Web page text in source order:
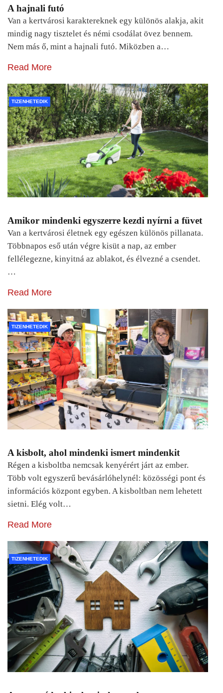
A hajnali futó
Van a kertvárosi karaktereknek egy különös alakja, akit
mindig nagy tisztelet és némi csodálat övez bennem.
Nem más ő, mint a hajnali futó. Miközben a…
Read More
TIZENHETEDIK
Amikor mindenki egyszerre kezdi nyírni a füvet
Van a kertvárosi életnek egy egészen különös pillanata.
Többnapos eső után végre kisüt a nap, az ember
fellélegezne, kinyitná az ablakot, és élvezné a csendet.
…
Read More
TIZENHETEDIK
A kisbolt, ahol mindenki ismert mindenkit
Régen a kisboltba nemcsak kenyérért járt az ember.
Több volt egyszerű bevásárlóhelynél: közösségi pont és
információs központ egyben. A kisboltban nem lehetett
sietni. Elég volt…
Read More
TIZENHETEDIK